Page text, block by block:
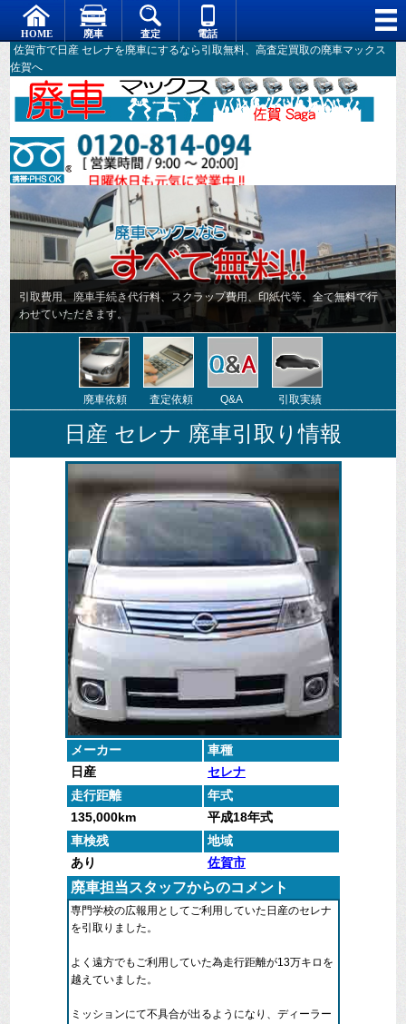
佐賀市で日産 セレナを廃車にするなら引取無料、高査定買取の廃車マックス
佐賀へ
引取費用、廃車手続き代行料、スクラップ費用、印紙代等、全て無料で行
わせていただきます。
廃車依頼
不要になった
す。
査定依頼
低走行、自走
Q&A
廃車全般に関
にお答えしま
す。
引取実績
廃車引取、査
日産 セレナ 廃車引取り情報
メーカー
車種
日産
セレナ
走行距離
年式
135,000km
平成18年式
車検残
地域
あり
佐賀市
廃車担当スタッフからのコメント
専門学校の広報用としてご利用していた日産のセレナ
を引取りました。
よく遠方でもご利用していた為走行距離が13万キロを
越えていました。
ミッションにて不具合が出るようになり、ディーラー